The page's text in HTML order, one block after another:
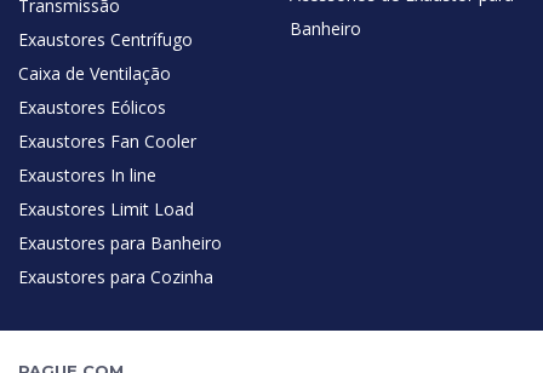
Transmissão
Exaustores Centrífugo
Caixa de Ventilação
Exaustores Eólicos
Exaustores Fan Cooler
Exaustores In line
Exaustores Limit Load
Exaustores para Banheiro
Exaustores para Cozinha
Banheiro